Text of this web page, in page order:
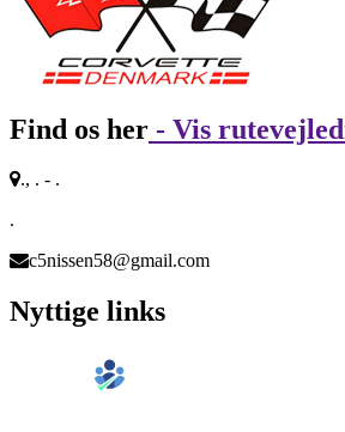
Find os her - Vis
., . - .
.
c5nissen58@gmail.com
Nyttige links